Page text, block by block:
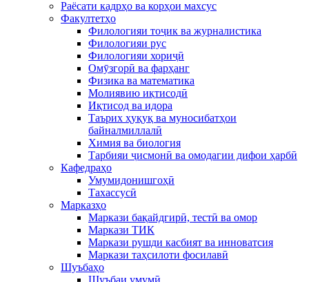
Раёсати кадрҳо ва корҳои махсус
Факултетҳо
Филологияи тоҷик ва журналистика
Филологияи рус
Филологияи хориҷӣ
Омӯзгорӣ ва фарҳанг
Физика ва математика
Молиявию иқтисодӣ
Иқтисод ва идора
Таърих ҳуқуқ ва муносибатҳои
байналмиллалӣ
Химия ва биология
Тарбияи ҷисмонӣ ва омодагии дифои ҳарбӣ
Кафедраҳо
Умумидонишгоҳӣ
Тахассусӣ
Марказҳо
Маркази бақайдгирӣ, тестӣ ва омор
Маркази ТИК
Маркази рушди касбият ва инноватсия
Маркази таҳсилоти фосилавӣ
Шуъбаҳо
Шуъбаи умумӣ